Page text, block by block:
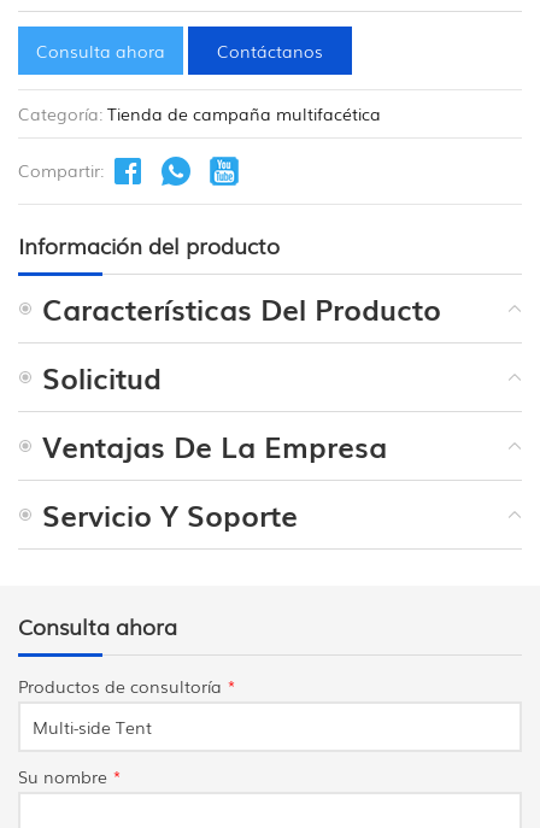
Consulta ahora Contáctanos
Categoría: Tienda de campaña multifacética
Compartir:
Información del producto
Características Del Producto
Solicitud
Ventajas De La Empresa
Servicio Y Soporte
Consulta ahora
Productos de consultoría *
Su nombre *